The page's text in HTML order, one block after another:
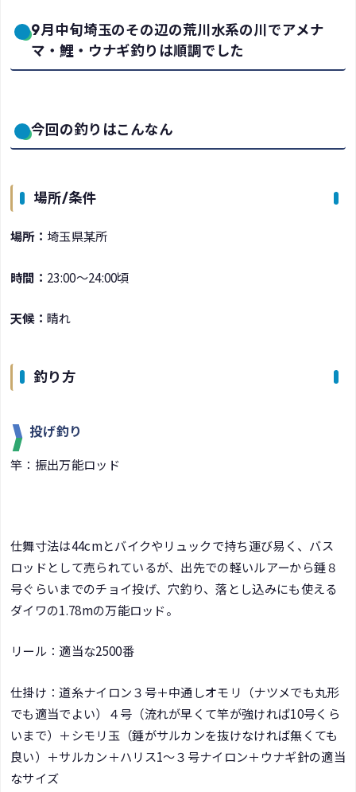
9月中旬埼玉のその辺の荒川水系の川でアメナ
マ・鯉・ウナギ釣りは順調でした
今回の釣りはこんなん
場所/条件
場所： 埼玉県某所
時間： 23:00～24:00頃
天候： 晴れ
釣り方
投げ釣り
竿：振出万能ロッド
仕舞寸法は44cmとバイクやリュックで持ち運び易く、バス
ロッドとして売られているが、出先での軽いルアーから錘８
号ぐらいまでのチョイ投げ、穴釣り、落とし込みにも使える
ダイワの1.78mの万能ロッド。
リール：適当な2500番
仕掛け：道糸ナイロン３号＋中通しオモリ（ナツメでも丸形
でも適当でよい）４号（流れが早くて竿が強ければ10号くら
いまで）＋シモリ玉（錘がサルカンを抜けなければ無くても
良い）＋サルカン＋ハリス1～３号ナイロン＋ウナギ針の適当
なサイズ